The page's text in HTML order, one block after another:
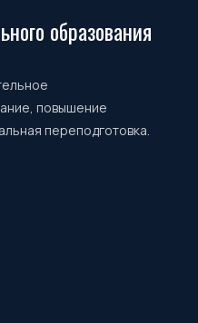
образования
повышение
переподготовка.